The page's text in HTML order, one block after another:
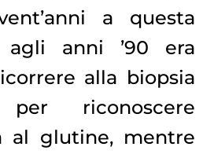
a questa
agli anni ’90 era
alla biopsia
per riconoscere
al glutine, mentre